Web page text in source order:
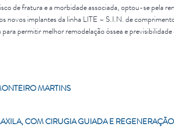
de fratura e a morbidade associada, optou-se pela
novos implantes da linha LITE – S.I.N. de
permitir melhor remodelação óssea e previsibilidade
MARTINS
COM CIRUGIA GUIADA E REGENERAÇÃO